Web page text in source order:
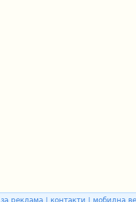
за реклама контакти
мобилна